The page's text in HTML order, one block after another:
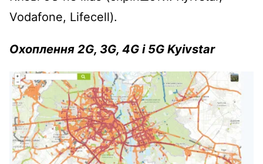
Vodafone, Lifecell).
Охоплення 2G, 3G, 4G і 5G Kyivstar